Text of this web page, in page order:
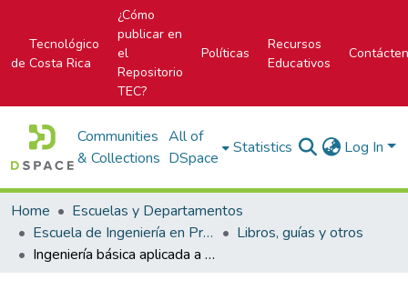
Tecnológico
de Costa Rica
¿Cómo
publicar en
el
Repositorio
TEC?
Políticas
Recursos
Educativos
Communities
& Collections
All of
DSpace
Statistics Log In
Home
Escuelas y Departamentos
Escuela de Ingeniería en Producción Industrial
Libros, guías y otros
Ingeniería básica aplicada a la mejora de procesos